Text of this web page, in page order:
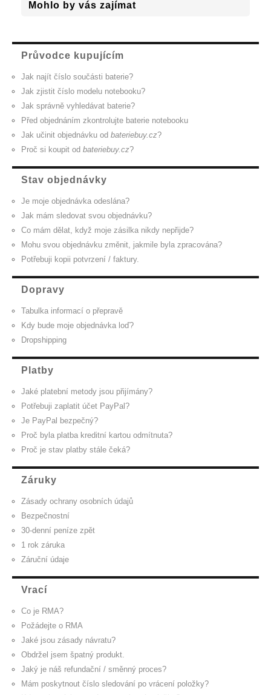
Mohlo by vás zajímat
Průvodce kupujícím
Jak najít číslo součásti baterie?
Jak zjistit číslo modelu notebooku?
Jak správně vyhledávat baterie?
Před objednáním zkontrolujte baterie notebooku
Jak učinit objednávku od bateriebuy.cz?
Proč si koupit od bateriebuy.cz?
Stav objednávky
Je moje objednávka odeslána?
Jak mám sledovat svou objednávku?
Co mám dělat, když moje zásilka nikdy nepřijde?
Mohu svou objednávku změnit, jakmile byla zpracována?
Potřebuji kopii potvrzení / faktury.
Dopravy
Tabulka informací o přepravě
Kdy bude moje objednávka loď?
Dropshipping
Platby
Jaké platební metody jsou přijímány?
Potřebuji zaplatit účet PayPal?
Je PayPal bezpečný?
Proč byla platba kreditní kartou odmítnuta?
Proč je stav platby stále čeká?
Záruky
Zásady ochrany osobních údajů
Bezpečnostní
30-denní peníze zpět
1 rok záruka
Záruční údaje
Vrací
Co je RMA?
Požádejte o RMA
Jaké jsou zásady návratu?
Obdržel jsem špatný produkt.
Jaký je náš refundační / směnný proces?
Mám poskytnout číslo sledování po vrácení položky?